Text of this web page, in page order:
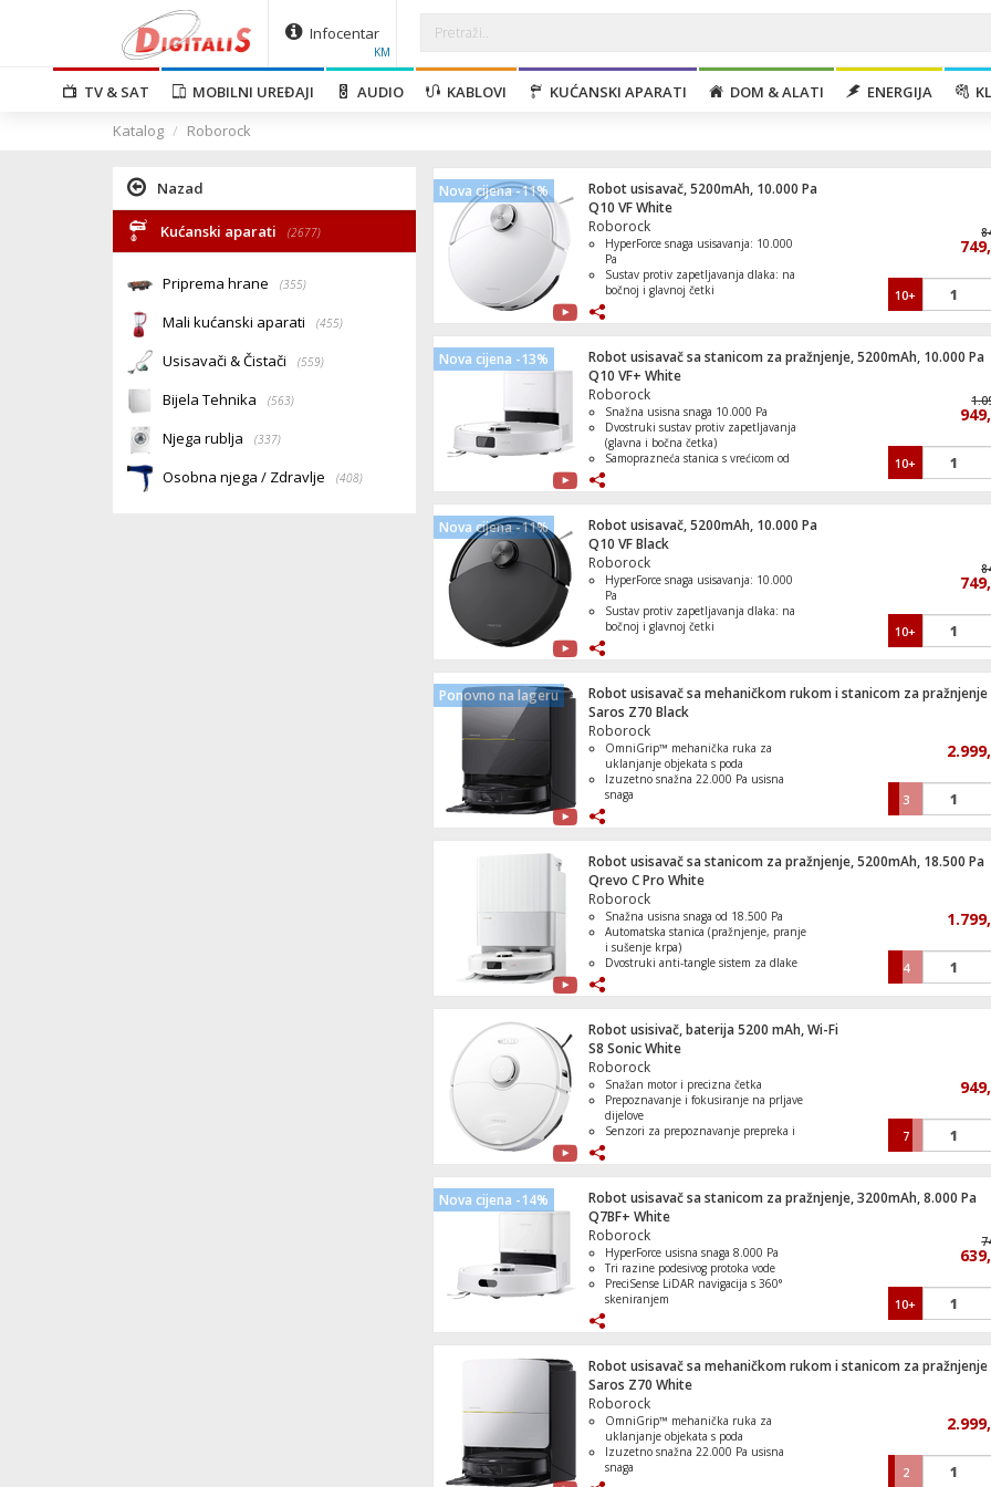
Infocentar
KM
TV & SAT MOBILNI UREĐAJI AUDIO KABLOVI KUĆANSKI APARATI DOM & ALATI ENERGIJA
Katalog
Roborock
Nazad
Kućanski aparati (2677)
Priprema hrane (355)
Mali kućanski aparati (455)
Usisavači & Čistači (559)
Bijela Tehnika (563)
Njega rublja (337)
Osobna njega / Zdravlje (408)
Nova cijena -11%
Robot usisavač, 5200mAh, 10.000 Pa
Q10 VF White
Roborock
HyperForce snaga usisavanja: 10.000
Pa
Sustav protiv zapetljavanja dlaka: na
bočnoj i glavnoj četki
vibracija/min
Automatsko prepoznavanje tepiha
PreciSense LDS: navigacija
10+
Nova cijena -13%
Robot usisavač sa stanicom za pražnjenje, 5200mAh, 10.000 Pa
Q10 VF+ White
Roborock
Snažna usisna snaga 10.000 Pa
Dvostruki sustav protiv zapetljavanja
(glavna i bočna četka)
Samoprazneća stanica s vrećicom od
VibraRise 2.0 sonično mokro čišćenje
(do 3000 vibracija/min)
Pametno prepoznavanje tepiha
ultrazvučnom tehnologijom
10+
Nova cijena -11%
Robot usisavač, 5200mAh, 10.000 Pa
Q10 VF Black
Roborock
HyperForce snaga usisavanja: 10.000
Pa
Sustav protiv zapetljavanja dlaka: na
bočnoj i glavnoj četki
vibracija/min
Automatsko prepoznavanje tepiha
PreciSense LDS: navigacija
10+
Ponovno na lageru
Robot usisavač sa mehaničkom rukom i stanicom za pražnjenje
Saros Z70 Black
Roborock
OmniGrip™ mehanička ruka za
uklanjanje objekata s poda
Izuzetno snažna 22.000 Pa usisna
snaga
kamerama
Automatska Dock 4.0 stanica s
pranjem i sušenjem mopova
Dugotrajna baterija do ~180 min i
velika pokrivenost
3
Robot usisavač sa stanicom za pražnjenje, 5200mAh, 18.500 Pa
Qrevo C Pro White
Roborock
Snažna usisna snaga od 18.500 Pa
Automatska stanica (pražnjenje, pranje
i sušenje krpa)
Dvostruki anti-tangle sistem za dlake
Pametna navigacija sa izbjegavanjem
prepreka
4
Robot usisivač, baterija 5200 mAh, Wi-Fi
S8 Sonic White
Roborock
Snažan motor i precizna četka
Prepoznavanje i fokusiranje na prljave
dijelove
Senzori za prepoznavanje prepreka i
Mogućnost memoriranja ruta čišćenja
Upravljanje putem pametne aplikacije
i glasovnih naredbi.
7
Nova cijena -14%
Robot usisavač sa stanicom za pražnjenje, 3200mAh, 8.000 Pa
Q7BF+ White
Roborock
HyperForce usisna snaga 8.000 Pa
Tri razine podesivog protoka vode
PreciSense LiDAR navigacija s 360°
skeniranjem
pražnjenje prašine
Fleksibilno upravljanje putem mobilne
aplikacije
10+
Robot usisavač sa mehaničkom rukom i stanicom za pražnjenje
Saros Z70 White
Roborock
OmniGrip™ mehanička ruka za
uklanjanje objekata s poda
Izuzetno snažna 22.000 Pa usisna
snaga
2
Bojler visokotlačni, 30.4 lit., 2000 W
Cigareta elektronska,Twist,4u1,Peach
Blender 500 W, zapremina 1.5 lit.
Mašina za veš, 1400 obrtaja, 9 kg veša, A
Štednjak 4 staklokeramičke ringle,
lit., 50cm, A
Frižider/Zamrzivač neto zapremina 262